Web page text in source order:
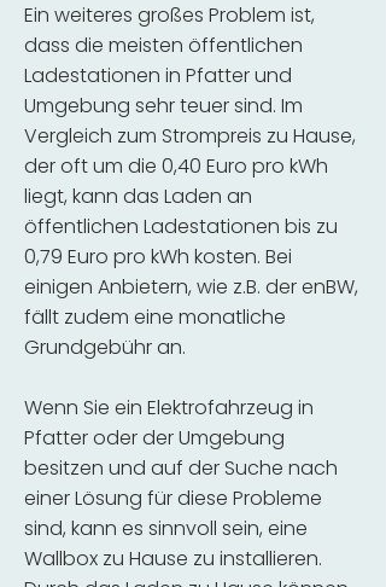
Ein weiteres großes Problem ist,
dass die meisten öffentlichen
Ladestationen in Pfatter und
Umgebung sehr teuer sind. Im
Vergleich zum Strompreis zu Hause,
der oft um die 0,40 Euro pro kWh
liegt, kann das Laden an
öffentlichen Ladestationen bis zu
0,79 Euro pro kWh kosten. Bei
einigen Anbietern, wie z.B. der enBW,
fällt zudem eine monatliche
Grundgebühr an.
Wenn Sie ein Elektrofahrzeug in
Pfatter oder der Umgebung
besitzen und auf der Suche nach
einer Lösung für diese Probleme
sind, kann es sinnvoll sein, eine
Wallbox zu Hause zu installieren.